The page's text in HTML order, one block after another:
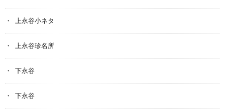
上永谷小ネタ
上永谷珍名所
下永谷
下永谷